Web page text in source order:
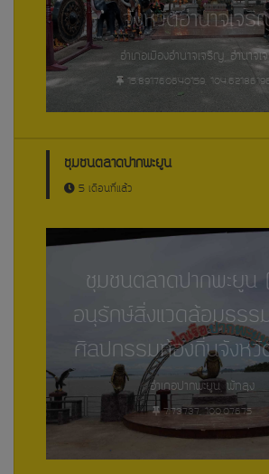
จังหวัดอำนาจเจ
อำเภอเมืองอำนาจเจริญ, อำนาจ
15.891760640159,
ชุมชนตลาดปากพะยูน
5 เดือนที่แล้ว
ชุมชนตลาดปากพะยูน
อนุรักษ์สิ่งแวดล้อมธรร
ศิลปกรรมท้องถิ่นจังห
อำเภอปากพะยูน, พัทลุง
7.73737, 100.07675